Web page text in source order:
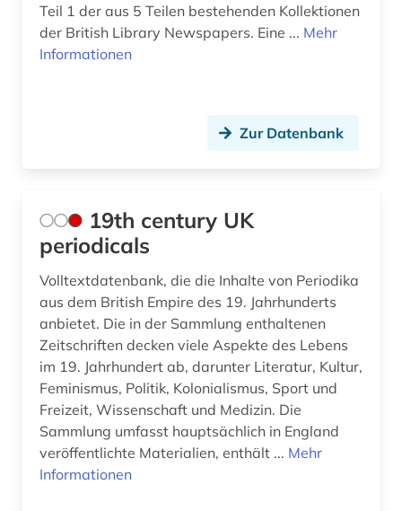
bürgerrechtsbewegung (3)
calderón (1)
charles (1)
chemie (10)
chinesisch (5)
christentum (1)
christopher marlowe (1)
cloudbasiert (1)
Teil 1 der aus 5 Teilen bestehenden Kollektionen
der British Library Newspapers. Eine ... Mehr
Informationen
Zur Datenbank
19th century UK
periodicals
Volltextdatenbank, die die Inhalte von Periodika
aus dem British Empire des 19. Jahrhunderts
anbietet. Die in der Sammlung enthaltenen
Zeitschriften decken viele Aspekte des Lebens
im 19. Jahrhundert ab, darunter Literatur, Kultur,
Feminismus, Politik, Kolonialismus, Sport und
Freizeit, Wissenschaft und Medizin. Die
Sammlung umfasst hauptsächlich in England
veröffentlichte Materialien, enthält ... Mehr
Informationen